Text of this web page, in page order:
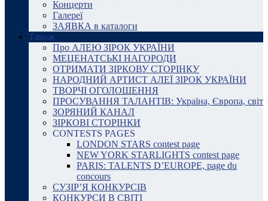
Концерти
Галереї
ЗАЯВКА в каталоги
Також
Про АЛЕЮ ЗІРОК УКРАЇНИ
МЕЦЕНАТСЬКІ НАГОРОДИ
ОТРИМАТИ ЗІРКОВУ СТОРІНКУ
НАРОДНИЙ АРТИСТ АЛЕЇ ЗІРОК УКРАЇНИ
ТВОРЧІ ОГОЛОШЕННЯ
ПРОСУВАННЯ ТАЛАНТІВ: Україна, Європа, світ
ЗОРЯНИЙ КАНАЛ
ЗІРКОВІ СТОРІНКИ
CONTESTS PAGES
LONDON STARS contest page
NEW YORK STARLIGHTS contest page
PARIS: TALENTS D’EUROPE, page du
concours
СУЗІР’Я КОНКУРСІВ
КОНКУРСИ В СВІТІ